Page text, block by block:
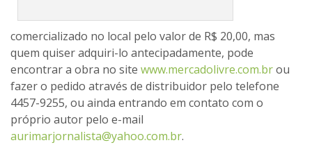
comercializado no local pelo valor de R$ 20,00, mas
quem quiser adquiri-lo antecipadamente, pode
encontrar a obra no site www.mercadolivre.com.brou
fazer o pedido através de distribuidor pelo telefone
4457-9255, ou ainda entrando em contato com o
próprio autor pelo e-mail
aurimarjornalista@yahoo.com.br.